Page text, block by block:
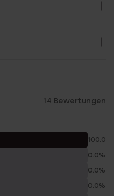
14 Bewertungen
100.0%
0.0%
0.0%
0.0%